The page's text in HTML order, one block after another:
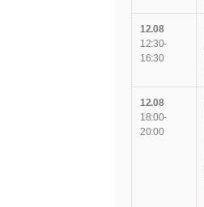
12.08
12:30-
16:30
12.08
18:00-
20:00